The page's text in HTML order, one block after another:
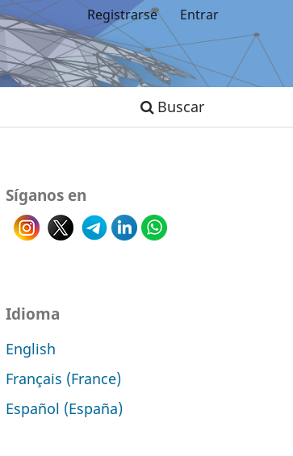
Buscar
Registrarse Entrar
Síganos en
Idioma
English
Français (France)
Español (España)